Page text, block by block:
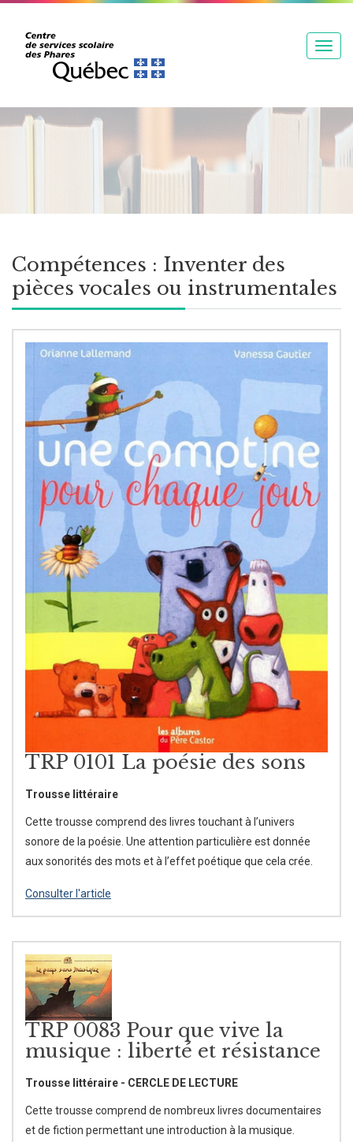
T
g
n
t
n
Compétences : Inventer des
pièces vocales ou instrumentales
TRP 0101 La poésie des sons
Trousse littéraire
Cette trousse comprend des livres touchant à l’univers
sonore de la poésie. Une attention particulière est donnée
aux sonorités des mots et à l’effet poétique que cela crée.
Consulter l'article
TRP 0083 Pour que vive la
musique : liberté et résistance
Trousse littéraire - CERCLE DE LECTURE
Cette trousse comprend de nombreux livres documentaires
et de fiction permettant une introduction à la musique.